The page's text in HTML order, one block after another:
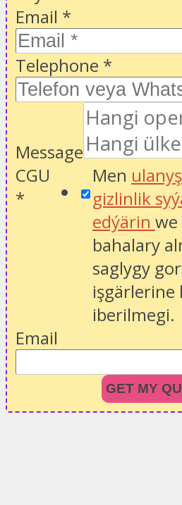
Email *
Telephone *
Message
CGU
*
Men
gizlinlik
edýärin we
bahalary
saglygy
işgärlerine
iberilmegi.
Email
GET MY